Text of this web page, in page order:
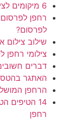
6 מיקומים לצילומי רחפן בנתניה
רחפן
לפרסום?
שילוב צילום
צילומי רחפן
דברים
האתגר
הרחפן
14 הטיפים
רחפן